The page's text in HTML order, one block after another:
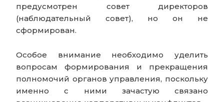
предусмотрен совет директоров
(наблюдательный совет), но он не
сформирован.
Особое внимание необходимо уделить
вопросам формирования и прекращения
полномочий органов управления, поскольку
именно с ними зачастую связано